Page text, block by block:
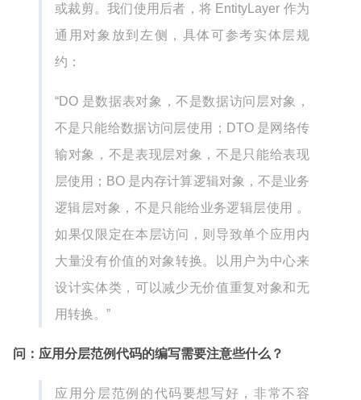
或裁剪。我们使用后者，将 EntityLayer 作为
通用对象放到左侧，具体可参考实体层规
约：
“DO 是数据表对象，不是数据访问层对象，
不是只能给数据访问层使用；DTO 是网络传
输对象，不是表现层对象，不是只能给表现
层使用；BO 是内存计算逻辑对象，不是业务
逻辑层对象，不是只能给业务逻辑层使用 。
如果仅限定在本层访问，则导致单个应用内
大量没有价值的对象转换。以用户为中心来
设计实体类，可以减少无价值重复对象和无
用转换。”
问：应用分层范例代码的编写需要注意些什么？
应用分层范例的代码要想写好，非常不容